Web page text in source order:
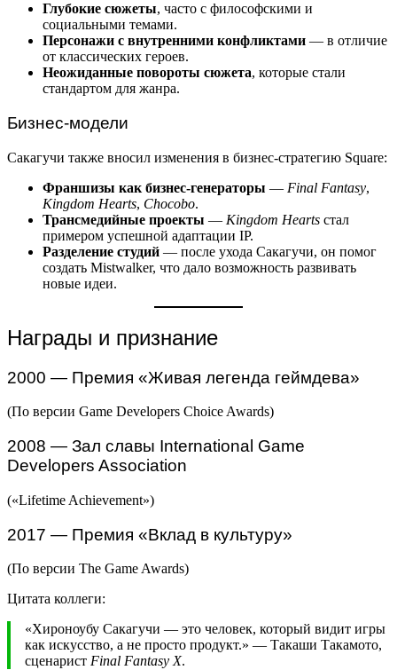
Глубокие сюжеты, часто с философскими и
социальными темами.
Персонажи с внутренними конфликтами — в отличие
от классических героев.
Неожиданные повороты сюжета, которые стали
стандартом для жанра.
Бизнес-модели
Сакагучи также вносил изменения в бизнес-стратегию Square:
Франшизы как бизнес-генераторы — Final Fantasy,
Kingdom Hearts, Chocobo.
Трансмедийные проекты — Kingdom Hearts стал
примером успешной адаптации IP.
Разделение студий — после ухода Сакагучи, он помог
создать Mistwalker, что дало возможность развивать
новые идеи.
Награды и признание
2000 — Премия «Живая легенда геймдева»
(По версии Game Developers Choice Awards)
2008 — Зал славы International Game
Developers Association
(«Lifetime Achievement»)
2017 — Премия «Вклад в культуру»
(По версии The Game Awards)
Цитата коллеги:
«Хироноубу Сакагучи — это человек, который видит игры
как искусство, а не просто продукт.» — Такаши Такамото,
сценарист Final Fantasy X.